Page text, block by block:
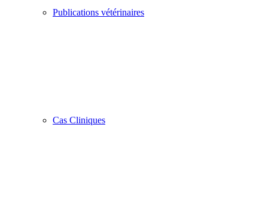
Publications vétérinaires
Cas Cliniques